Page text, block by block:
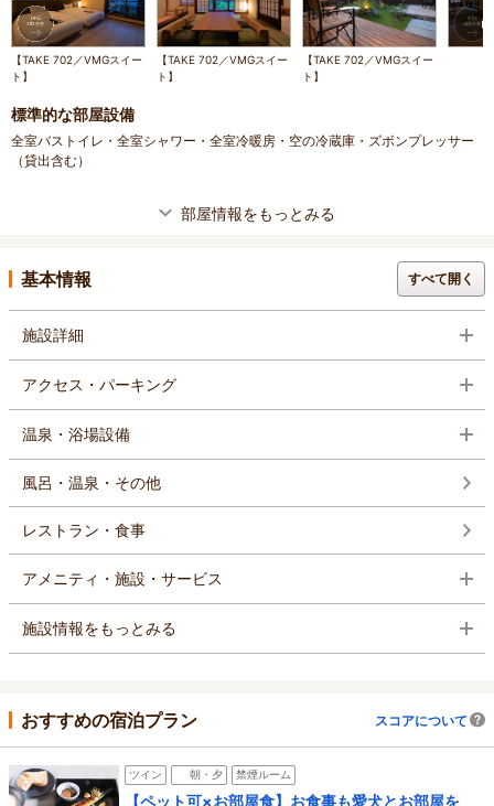
【TAKE 702／VMGスイー
ト】
【TAKE 702／VMGスイー
ト】
【TAKE 702／VMGスイー
ト】
標準的な部屋設備
全室バストイレ・全室シャワー・全室冷暖房・空の冷蔵庫・ズボンプレッサー
（貸出含む）
部屋情報をもっとみる
基本情報 すべて開く
施設詳細
アクセス・パーキング
温泉・浴場設備
風呂・温泉・その他
レストラン・食事
アメニティ・施設・サービス
施設情報をもっとみる
おすすめの宿泊プラン スコアについて
ツイン 朝・夕 禁煙ルーム
【ペット可×お部屋食】お食事も愛犬とお部屋を